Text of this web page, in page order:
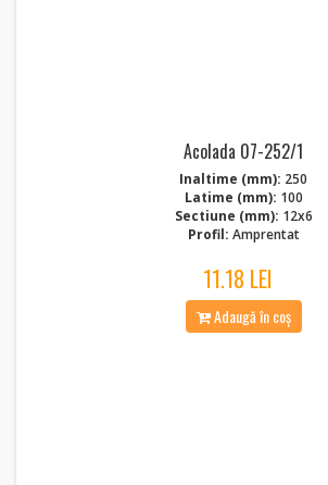
Acolada 07-252/1
Inaltime (mm): 250
Latime (mm): 100
Sectiune (mm): 12x6
Profil: Amprentat
11.18 LEI
Adaugă în coș